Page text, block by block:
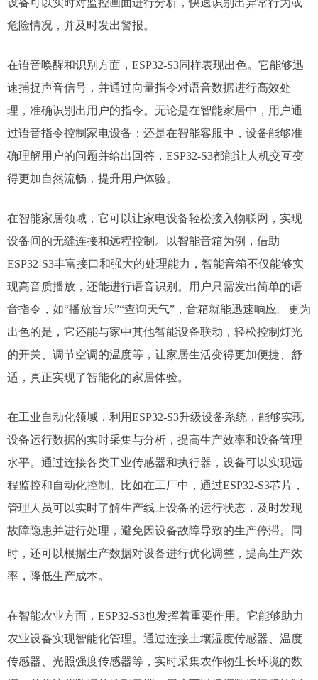
设备可以实时对监控画面进行分析，快速识别出异常行为或
危险情况，并及时发出警报。​
在语音唤醒和识别方面，ESP32-S3同样表现出色。它能够迅
速捕捉声音信号，并通过向量指令对语音数据进行高效处
理，准确识别出用户的指令。无论是在智能家居中，用户通
过语音指令控制家电设备；还是在智能客服中，设备能够准
确理解用户的问题并给出回答，ESP32-S3都能让人机交互变
得更加自然流畅，提升用户体验。​
在智能家居领域，它可以让家电设备轻松接入物联网，实现
设备间的无缝连接和远程控制。以智能音箱为例，借助
ESP32-S3丰富接口和强大的处理能力，智能音箱不仅能够实
现高音质播放，还能进行语音识别。用户只需发出简单的语
音指令，如“播放音乐”“查询天气”，音箱就能迅速响应。更为
出色的是，它还能与家中其他智能设备联动，轻松控制灯光
的开关、调节空调的温度等，让家居生活变得更加便捷、舒
适，真正实现了智能化的家居体验。​
在工业自动化领域，利用ESP32-S3升级设备系统，能够实现
设备运行数据的实时采集与分析，提高生产效率和设备管理
水平。通过连接各类工业传感器和执行器，设备可以实现远
程监控和自动化控制。比如在工厂中，通过ESP32-S3芯片，
管理人员可以实时了解生产线上设备的运行状态，及时发现
故障隐患并进行处理，避免因设备故障导致的生产停滞。同
时，还可以根据生产数据对设备进行优化调整，提高生产效
率，降低生产成本。​
在智能农业方面，ESP32-S3也发挥着重要作用。它能够助力
农业设备实现智能化管理。通过连接土壤湿度传感器、温度
传感器、光照强度传感器等，实时采集农作物生长环境的数